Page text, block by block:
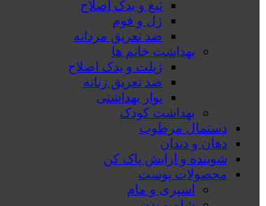
تیغ و یدک اصلاح
ژل و فوم
ضد تعریق مردانه
بهداشت خانم ها
ژیلت و یدک اصلاح
ضد تعریق زنانه
نوار بهداشتی
بهداشت کودک
دستمال مرطوب
دهان و دندان
شوینده و ارایش پاک کن
محصولات پوست
اسپری و مام